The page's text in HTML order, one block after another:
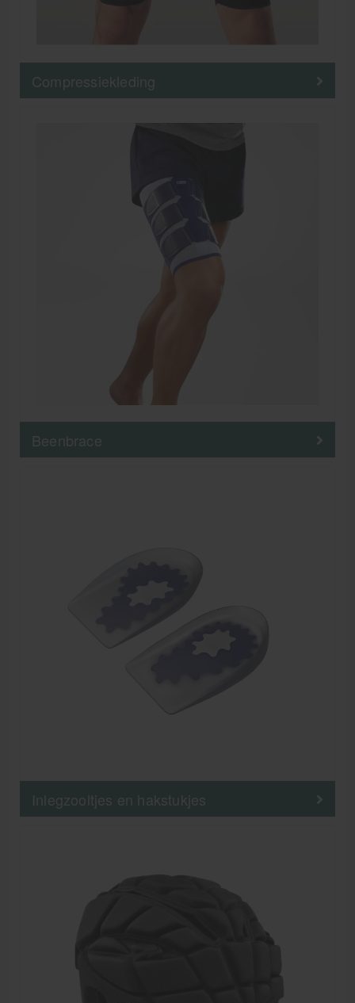
Compressiekleding
Beenbrace
Inlegzooltjes en hakstukjes